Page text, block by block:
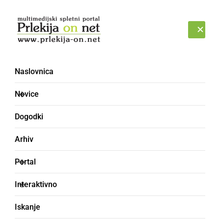
Naslovnica
Novice
Dogodki
Arhiv
Portal
Interaktivno
Iskanje
plavalni tečaj
NAJMLAJŠI